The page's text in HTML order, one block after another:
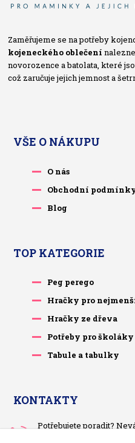
Zaměřujeme se na potřeby
kojeneckého oblečení
novorozence a batolata, které
což zaručuje jejich jemnost a
VŠE O NÁKUPU
O nás
Obchodní
Blog
TOP KATEGORIE
Peg perego
Hračky pro
Hračky ze dřeva
Potřeby pro školáky
Tabule a tabulky
KONTAKTY
Potřebujete poradit?